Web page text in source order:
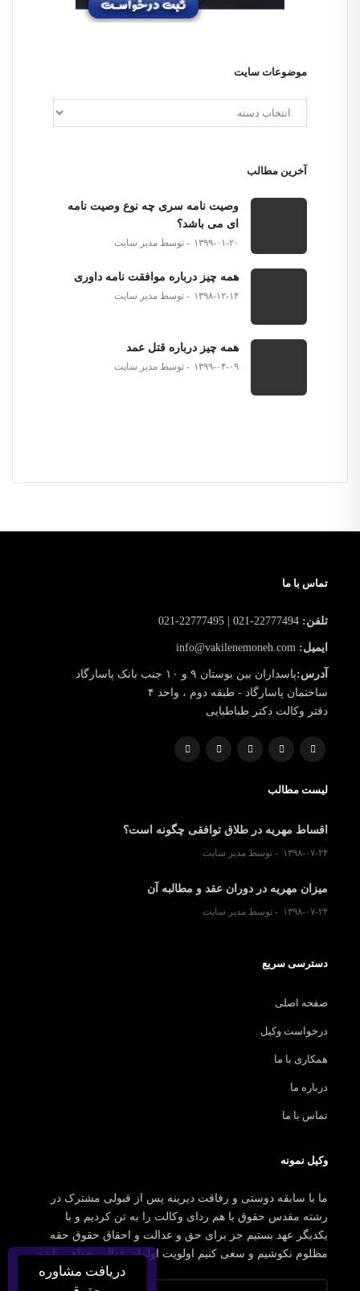
موضوعات سایت
آخرین مطالب
وصیت نامه سری چه نوع وصیت نامه
ای می باشد؟
۱۳۹۹-۰۱-۲۰ توسط مدیر سایت
همه چیز درباره موافقت نامه داوری
۱۳۹۸-۱۲-۱۴ توسط مدیر سایت
همه چیز درباره قتل عمد
۱۳۹۹-۰۴-۰۹ توسط مدیر سایت
تماس با ما
تلفن:
ایمیل:
آدرس:پاسداران بین بوستان ۹ و ۱۰ جنب بانک پاسارگاد
ساختمان پاسارگاد - طبقه دوم ، واحد ۴
دفتر وکالت دکتر طباطبایی
لیست مطالب
اقساط مهریه در طلاق توافقی چگونه است؟
۱۳۹۸-۰۷-۲۴ توسط مدیر سایت
میزان مهریه در دوران عقد و مطالبه آن
۱۳۹۸-۰۷-۲۴ توسط مدیر سایت
دسترسی سریع
صفحه اصلی
درخواست وکیل
همکاری با ما
درباره ما
تماس با ما
وکیل نمونه
ما با سابقه دوستی و رفاقت دیرینه پس از قبولی مشترک در
رشته مقدس حقوق با هم ردای وکالت را به تن کردیم و با
یکدیگر عهد بستیم جز برای حق و عدالت و احقاق حقوق حقه
مظلوم نکوشیم و سعی کنیم اولویت اولمان عدالت خواهی باشد.
دریافت مشاوره